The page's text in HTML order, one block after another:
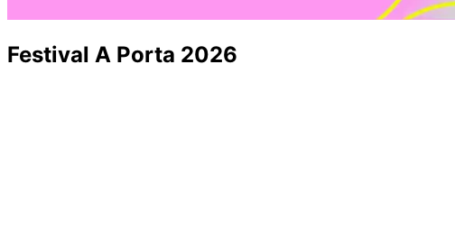
Festival A Porta 2026